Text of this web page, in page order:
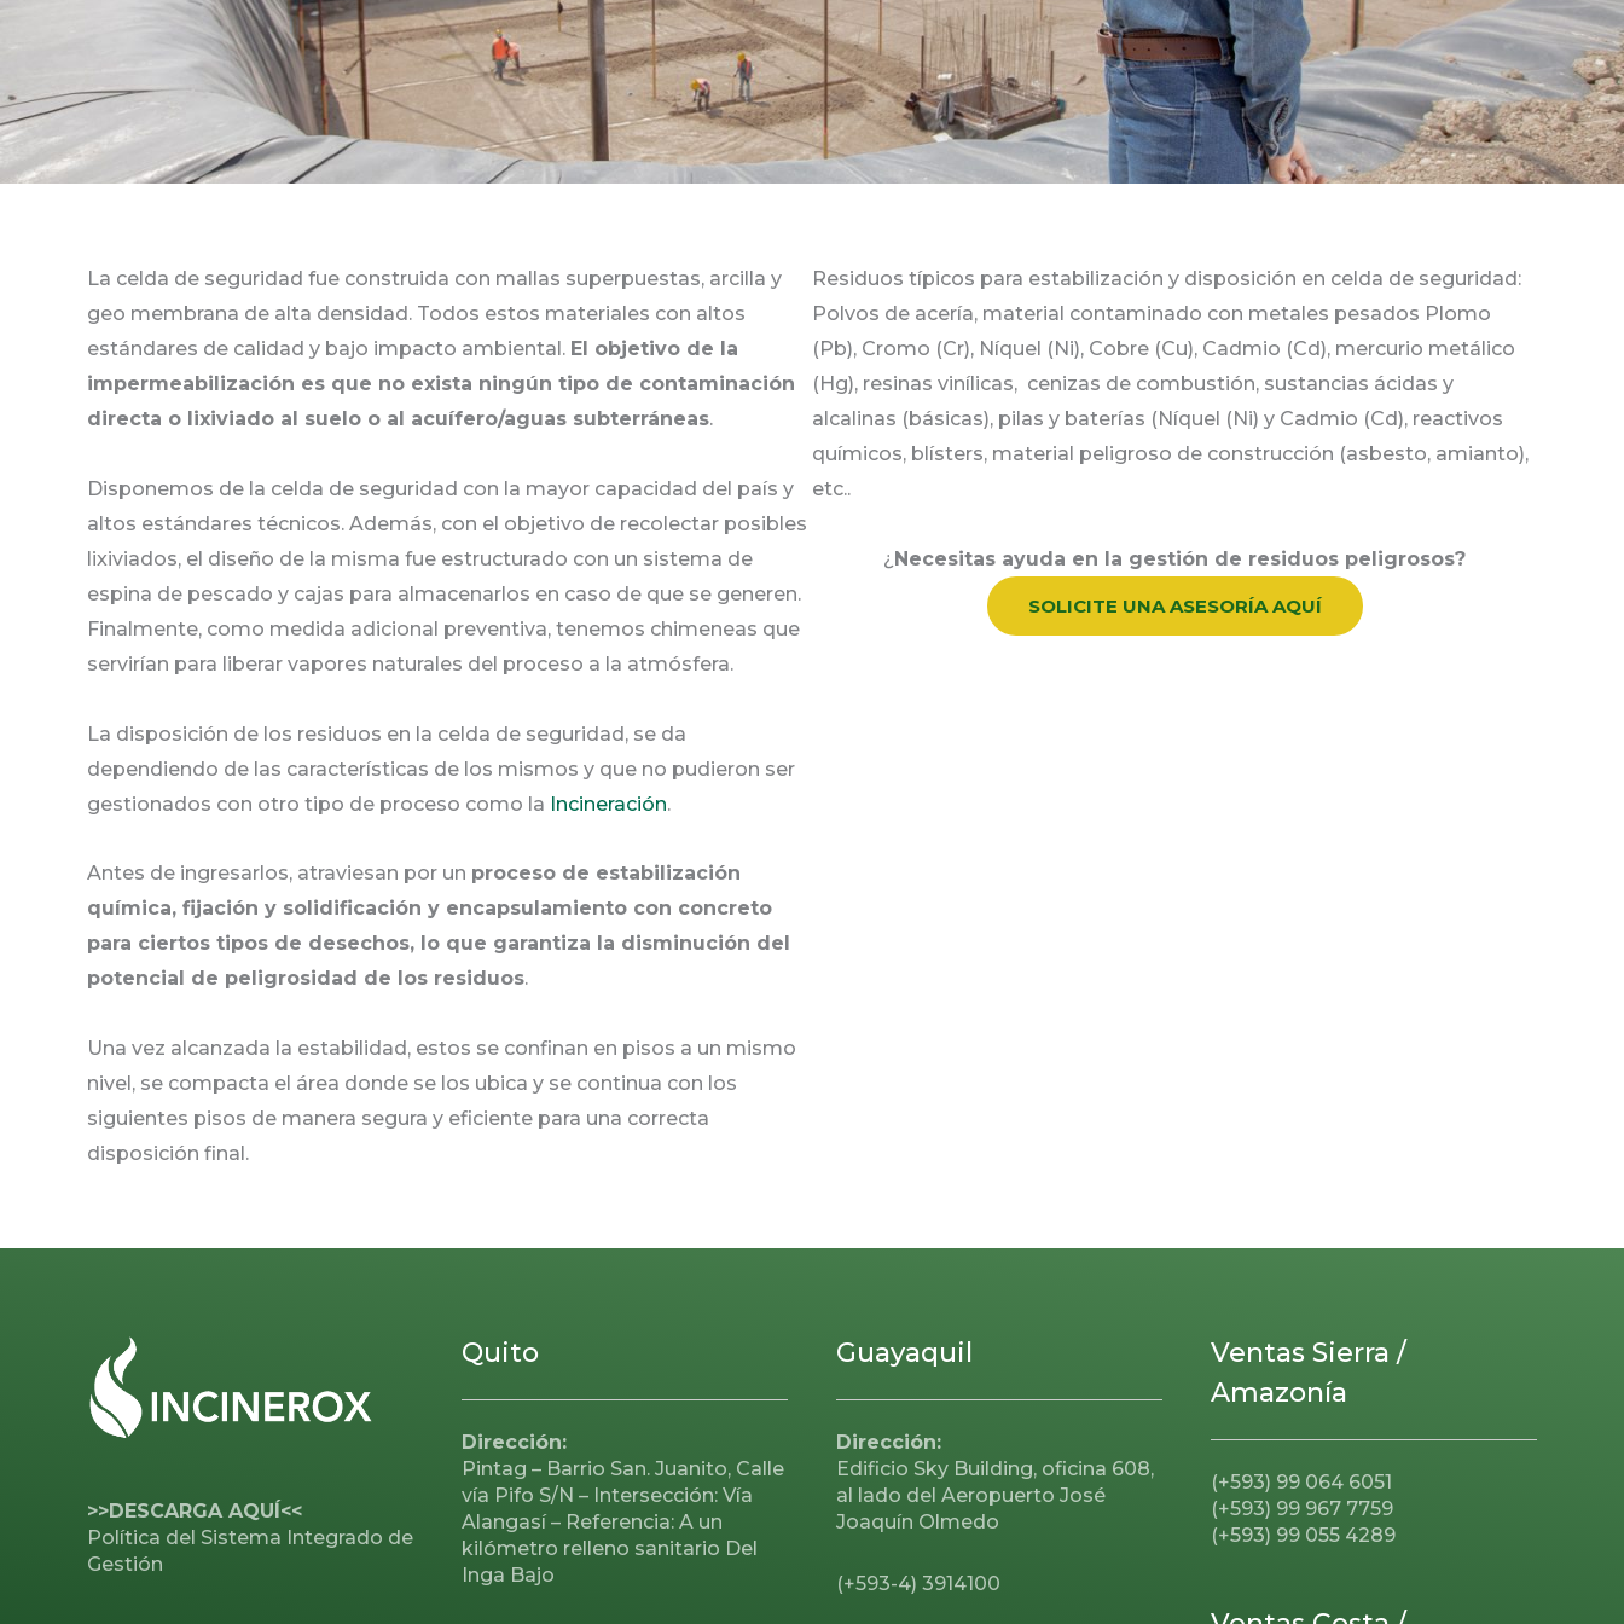
La celda de seguridad fue construida con mallas superpuestas, arcilla y
geo membrana de alta densidad. Todos estos materiales con altos
estándares de calidad y bajo impacto ambiental. El objetivo de la
impermeabilización es que no exista ningún tipo de contaminación
directa o lixiviado al suelo o al acuífero/aguas subterráneas.
Disponemos de la celda de seguridad con la mayor capacidad del país y
altos estándares técnicos. Además, con el objetivo de recolectar posibles
lixiviados, el diseño de la misma fue estructurado con un sistema de
espina de pescado y cajas para almacenarlos en caso de que se generen.
Finalmente, como medida adicional preventiva, tenemos chimeneas que
servirían para liberar vapores naturales del proceso a la atmósfera.
La disposición de los residuos en la celda de seguridad, se da
dependiendo de las características de los mismos y que no pudieron ser
gestionados con otro tipo de proceso como la Incineración.
Antes de ingresarlos, atraviesan por un proceso de estabilización
química, fijación y solidificación y encapsulamiento con concreto
para ciertos tipos de desechos, lo que garantiza la disminución del
potencial de peligrosidad de los residuos.
Una vez alcanzada la estabilidad, estos se confinan en pisos a un mismo
nivel, se compacta el área donde se los ubica y se continua con los
siguientes pisos de manera segura y eficiente para una correcta
disposición final.
Residuos típicos para estabilización y disposición en celda de seguridad:
Polvos de acería, material contaminado con metales pesados Plomo
(Pb), Cromo (Cr), Níquel (Ni), Cobre (Cu), Cadmio (Cd), mercurio metálico
(Hg), resinas vinílicas, cenizas de combustión, sustancias ácidas y
alcalinas (básicas), pilas y baterías (Níquel (Ni) y Cadmio (Cd), reactivos
químicos, blísters, material peligroso de construcción (asbesto, amianto),
etc..
¿ Necesitas ayuda en la gestión de residuos peligrosos?
SOLICITE UNA ASESORÍA AQUÍ
>>DESCARGA AQUÍ<<
Política del Sistema Integrado de
Gestión
Quito
Dirección:
Pintag – Barrio San. Juanito, Calle
vía Pifo S/N – Intersección: Vía
Alangasí – Referencia: A un
kilómetro relleno sanitario Del
Inga Bajo
Guayaquil
Dirección:
Edificio Sky Building, oficina 608,
al lado del Aeropuerto José
Joaquín Olmedo
(+593-4) 3914100
Ventas Sierra /
Amazonía
(+593) 99 064 6051
(+593) 99 967 7759
(+593) 99 055 4289